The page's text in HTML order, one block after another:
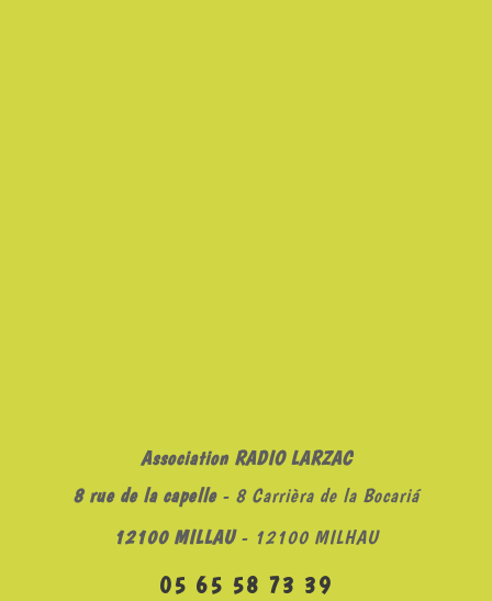
Association RADIO LARZAC
8 rue de la capelle- 8 Carrièra de la Bocariá
12100 MILLAU- 12100 MILHAU
05 65 58 73 39